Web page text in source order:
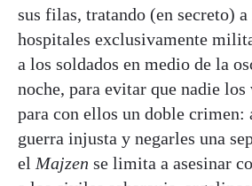
sus filas, tratando (en secreto)
hospitales exclusivamente
a los soldados en medio de la
noche, para evitar que nadie
para con ellos un doble crimen:
guerra injusta y negarles una
el Majzen se limita a asesinar